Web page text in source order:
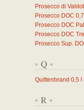
Prosecco di
Prosecco DOC
Prosecco DOC
Prosecco DOC
Prosecco Sup.
* Q *
Quittenbrand 0,5
* R *